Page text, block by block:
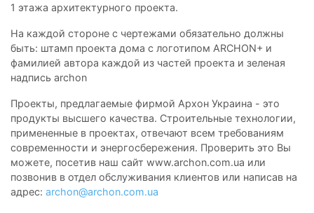
1 этажа архитектурного проекта.
Hа каждой стороне с чертежами обязательно должны
быть: штамп проекта дома с логотипом ARCHON+ и
фамилией автора каждой из частей проекта и зеленая
надпись archon
Проекты, предлагаемые фирмой Архон Украина - это
продукты высшего качества. Строительные технологии,
примененные в проектах, отвечают всем требованиям
современности и энергосбережения. Проверить это Вы
можете, посетив наш сайт www.archon.com.ua или
позвонив в отдел обслуживания клиентов или написав на
адрес: archon@archon.com.ua